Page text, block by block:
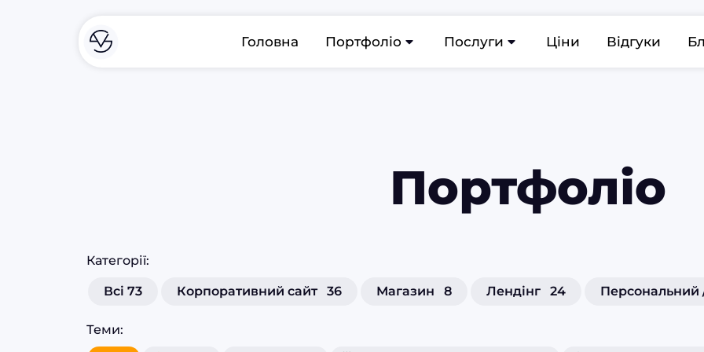
Головна Портфоліо Послуги Ціни Відгуки
Портфоліо
Категорії:
Всі 73 Корпоративний сайт 36 Магазин 8 Лендінг 24 Персональний
Теми: